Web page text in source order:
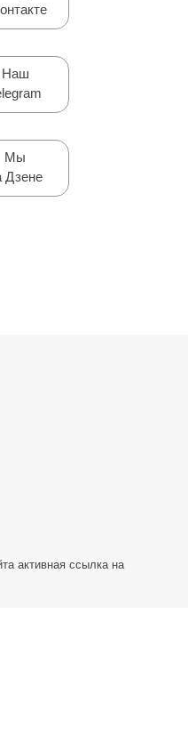
Наш
Мы
Дзене
активная ссылка на